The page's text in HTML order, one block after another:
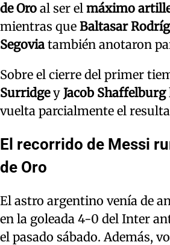
de Oro al ser el máximo
mientras que Baltasar
Segovia también anotaron
Sobre el cierre del primer
Surridgey Jacob Shaffelburg
vuelta parcialmente el
El recorrido de Messi
de Oro
El astro argentino venía de
en la goleada 4-0 del Inter
el pasado sábado. Además,